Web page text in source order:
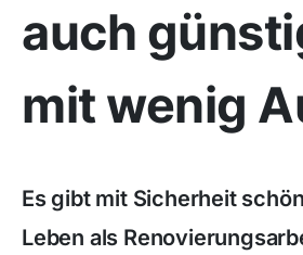
auch
mit wenig
Es gibt mit Sicherheit
Leben als